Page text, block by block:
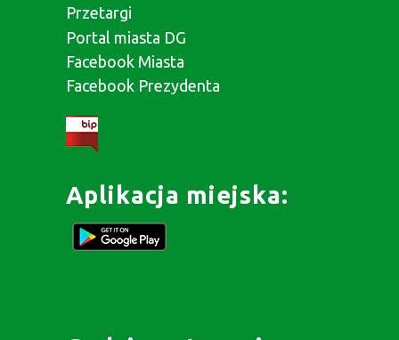
Przetargi
Portal miasta DG
Facebook Miasta
Facebook Prezydenta
Aplikacja miejska: